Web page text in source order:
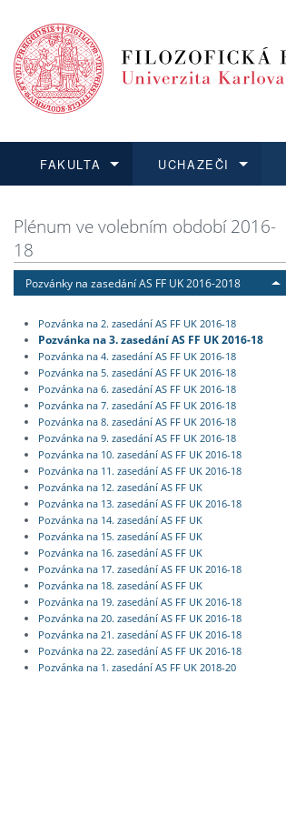
FAKULTA
Dozvědět se více
UCHAZEČI
Podat přihlášku
Dozvědět se více
Dozvědět se více
Dozvědět se více
Plénum ve volebním období 2016-
18
Pozvánky na zasedání AS FF UK 2016-2018
Pozvánka na 2. zasedání AS FF UK 2016-18
Pozvánka na 3. zasedání AS FF UK 2016-18
Pozvánka na 4. zasedání AS FF UK 2016-18
Pozvánka na 5. zasedání AS FF UK 2016-18
Pozvánka na 6. zasedání AS FF UK 2016-18
Pozvánka na 7. zasedání AS FF UK 2016-18
Pozvánka na 8. zasedání AS FF UK 2016-18
Pozvánka na 9. zasedání AS FF UK 2016-18
Pozvánka na 10. zasedání AS FF UK 2016-18
Pozvánka na 11. zasedání AS FF UK 2016-18
Pozvánka na 12. zasedání AS FF UK
Pozvánka na 13. zasedání AS FF UK 2016-18
Pozvánka na 14. zasedání AS FF UK
Pozvánka na 15. zasedání AS FF UK
Pozvánka na 16. zasedání AS FF UK
Pozvánka na 17. zasedání AS FF UK 2016-18
Pozvánka na 18. zasedání AS FF UK
Pozvánka na 19. zasedání AS FF UK 2016-18
Pozvánka na 20. zasedání AS FF UK 2016-18
Pozvánka na 21. zasedání AS FF UK 2016-18
Pozvánka na 22. zasedání AS FF UK 2016-18
Pozvánka na 1. zasedání AS FF UK 2018-20